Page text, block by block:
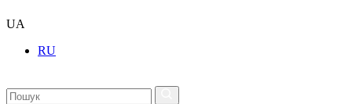
UA
RU